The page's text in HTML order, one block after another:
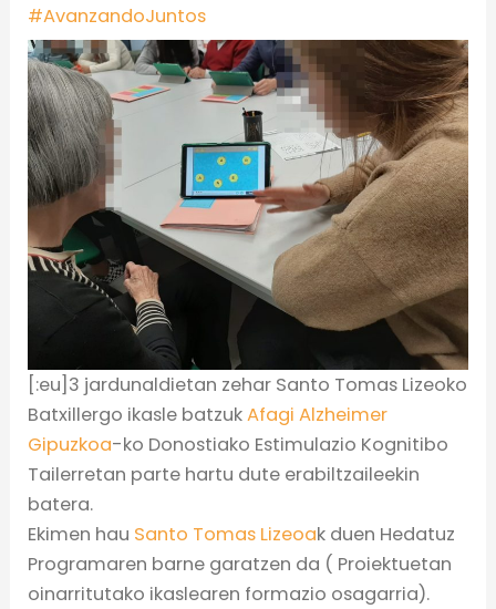
#AvanzandoJuntos
[:eu]3 jardunaldietan zehar Santo Tomas Lizeoko
Batxillergo ikasle batzukAfagi Alzheimer
Gipuzkoa-ko Donostiako Estimulazio Kognitibo
Tailerretan parte hartu dute erabiltzaileekin
batera.
Ekimen hau Santo Tomas Lizeoak duen Hedatuz
Programaren barne garatzen da ( Proiektuetan
oinarritutako ikaslearen formazio osagarria).